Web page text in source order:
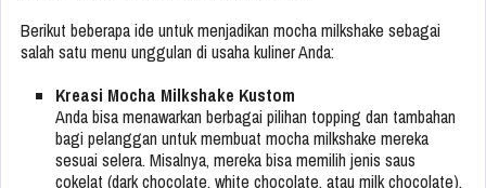
Berikut beberapa ide untuk menjadikan mocha milkshake sebagai
salah satu menu unggulan di usaha kuliner Anda:
Kreasi Mocha Milkshake Kustom
Anda bisa menawarkan berbagai pilihan topping dan tambahan
bagi pelanggan untuk membuat mocha milkshake mereka
sesuai selera. Misalnya, mereka bisa memilih jenis saus
cokelat (dark chocolate, white chocolate, atau milk chocolate),